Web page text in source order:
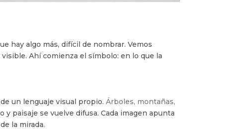
hay algo más, difícil de nombrar. Vemos
Ahí comienza el símbolo: en lo que la
un lenguaje visual propio.Árboles, montañas,
paisaje se vuelve difusa. Cada imagen apunta
la mirada.